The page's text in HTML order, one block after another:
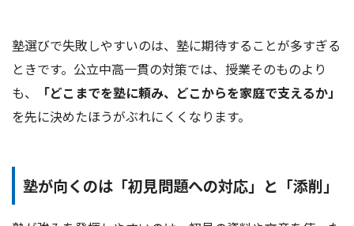
塾選びで失敗しやすいのは、塾に期待することが多すぎる
ときです。公立中高一貫の対策では、授業そのものより
も、
「どこまでを塾に頼み、どこからを家庭で支えるか」
を先に決めたほうがぶれにくくなります。
塾が向くのは「初見問題への対応」と「添削」